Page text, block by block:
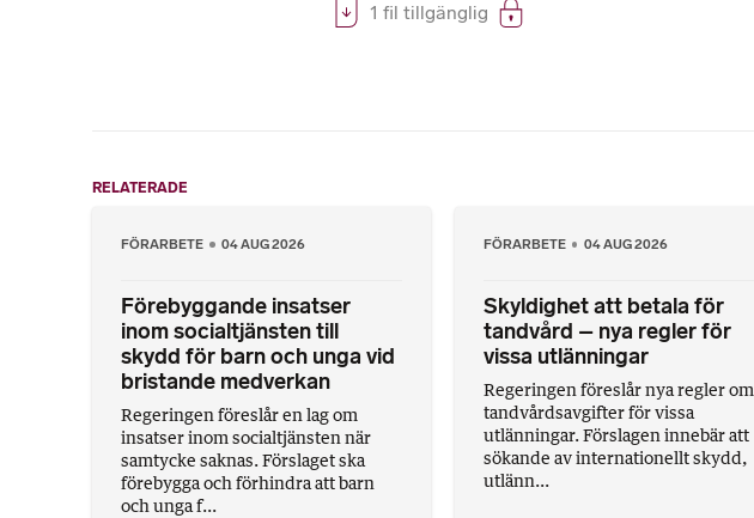
1 fil tillgänglig
RELATERADE
FÖRARBETE 04 AUG 2026
Förebyggande insatser
inom socialtjänsten till
skydd för barn och unga vid
bristande medverkan
Regeringen föreslår en lag om
insatser inom socialtjänsten när
samtycke saknas. Förslaget ska
förebygga och förhindra att barn
och unga f...
FÖRARBETE 04 AUG 2026
Skyldighet att betala för
tandvård – nya regler för
vissa utlänningar
Regeringen föreslår nya regler om
tandvårdsavgifter för vissa
utlänningar. Förslagen innebär att
sökande av internationellt skydd,
utlänn...